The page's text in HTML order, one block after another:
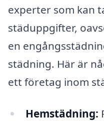
experter som kan
städuppgifter,
en
städning. Här är
ett företag inom
Hemstädning: